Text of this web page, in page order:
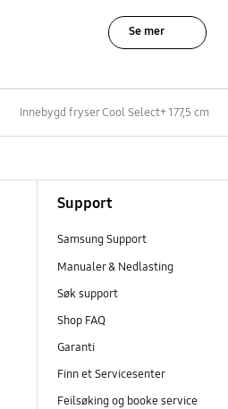
Se mer
Innebygd fryser Cool Select+ 177,5 cm
Support
Samsung Support
Manualer & Nedlasting
Søk support
Shop FAQ
Garanti
Finn et Servicesenter
Feilsøking og booke service